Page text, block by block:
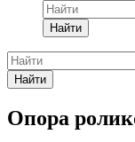
Найти
Найти
Опора